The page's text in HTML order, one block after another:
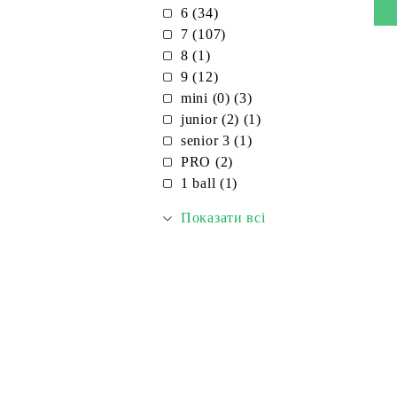
6 (34)
7 (107)
8 (1)
9 (12)
mini (0) (3)
junior (2) (1)
senior 3 (1)
PRO (2)
1 ball (1)
Показати всі